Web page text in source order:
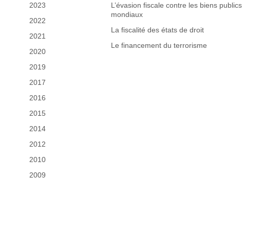
2023
2022
2021
2020
2019
2017
2016
2015
2014
2012
2010
2009
L’évasion fiscale contre les biens publics
mondiaux
La fiscalité des états de droit
Le financement du terrorisme